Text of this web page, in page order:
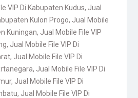
VIP Di Kabupaten Kudus, Jual
Kulon Progo, Jual Mobile
Kuningan, Jual Mobile File VIP
, Jual Mobile File VIP Di
, Jual Mobile File VIP Di
, Jual Mobile File VIP Di
, Jual Mobile File VIP Di
, Jual Mobile File VIP Di